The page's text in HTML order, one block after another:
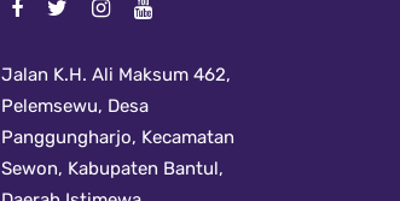
Jalan K.H. Ali Maksum 462,
Pelemsewu, Desa
Panggungharjo, Kecamatan
Sewon, Kabupaten Bantul,